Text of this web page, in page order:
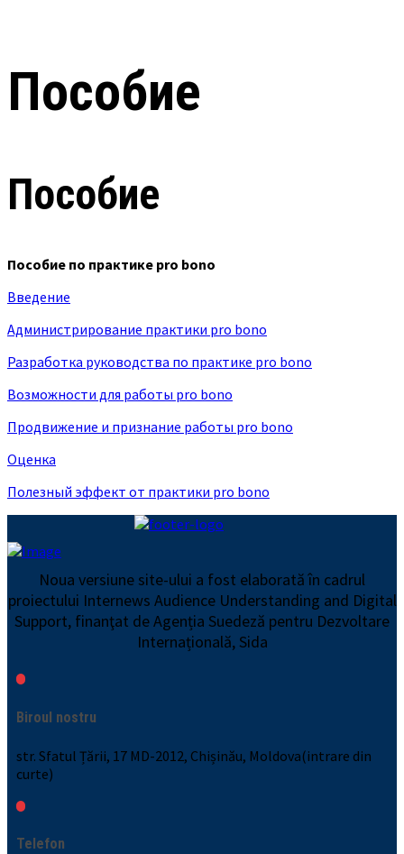
Пособие
Пособие
Пособие по практике pro bono
Введение
Администрирование практики pro bono
Разработка руководства по практике pro bono
Возможности для работы pro bono
Продвижение и признание работы pro bono
Оценка
Полезный эффект от практики pro bono
Noua versiune site-ului a fost elaborată în cadrul
proiectului Internews Audience Understanding and Digital
Support, finanţat de Agenția Suedeză pentru Dezvoltare
Internațională, Sida
Biroul nostru
str. Sfatul Țării, 17 MD-2012, Chișinău, Moldova(intrare din
curte)
Telefon